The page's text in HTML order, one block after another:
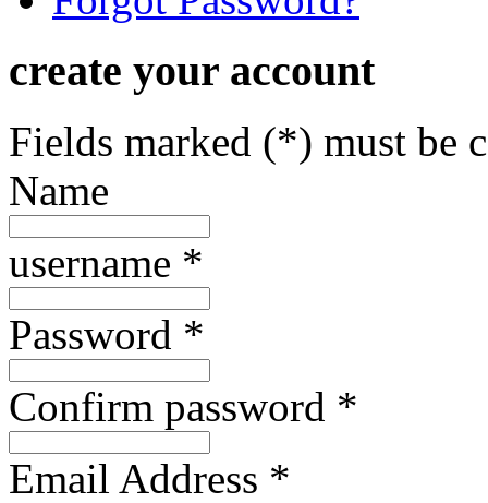
create your account
Fields marked (*) must be
Name
username *
Password *
Confirm password *
Email Address *